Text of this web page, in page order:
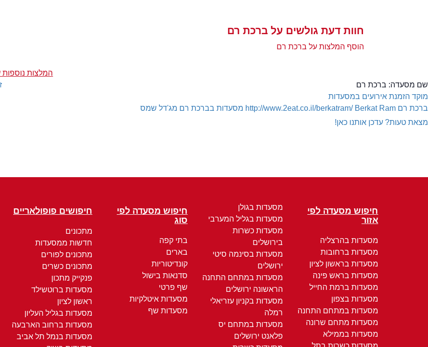
חוות דעת גולשים על ברכת רם
הוסף המלצות על ברכת רם
המלצות
שם מסעדה: ברכת רם
מוקד הזמנת אירועים במסעדות
ברכת רם
http://www.2eat.co.il/berkatram/ Berkat Ram
מסעדות בברכת רם מג'דל שמס
מצאת טעות? עדכן אותנו כאן!
חיפוש מסעדה לפי
אזור
מסעדות בהרצליה
מסעדות ברחובות
מסעדות בראשון לציון
מסעדות בראש פינה
מסעדות ברמת החייל
מסעדות בצפון
מסעדות במתחם התחנה
מסעדות מתחם שרונה
מסעדות בממילא
מסעדות בגולן
מסעדות בגליל המערבי
מסעדות כשרות
בירושלים
מסעדות בסינמה סיטי
ירושלים
מסעדות במתחם התחנה
הראשונה ירושלים
מסעדות בקניון עזריאלי
רמלה
מסעדות במתחם יס
פלאנט ירושלים
חיפוש מסעדה לפי
סוג
בתי קפה
בארים
קונדיטוריות
סדנאות בישול
שף פרטי
מסעדות איטלקיות
מסעדות שף
חיפושים פופולאריים
מתכונים
חדשות ממסעדות
מתכונים לפורים
מתכונים כשרים
פנקייק מתכון
מסעדות ברוטשילד
ראשון לציון
מסעדות בגליל העליון
מסעדות ברחוב הארבעה
מסעדות בנמל תל אביב